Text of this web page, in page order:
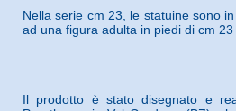
Nella serie cm 23, le statuine sono
ad una figura adulta in piedi di cm 23
Il prodotto è stato disegnato e